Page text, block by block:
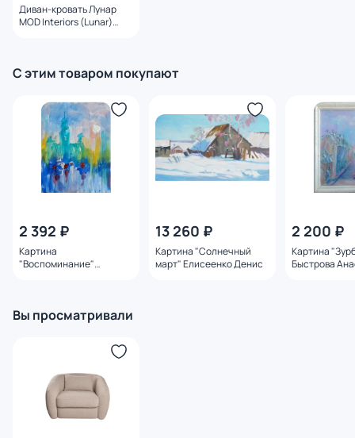
Диван-кровать Лунар
MOD Interiors (Lunar)
С этим товаром покупают
2 392 ₽
Картина
"Воспоминание"
13 260 ₽
Картина "Солнечный
март" Елисеенко Денис
2 200 ₽
Картина
Быстрова
Вы просматривали